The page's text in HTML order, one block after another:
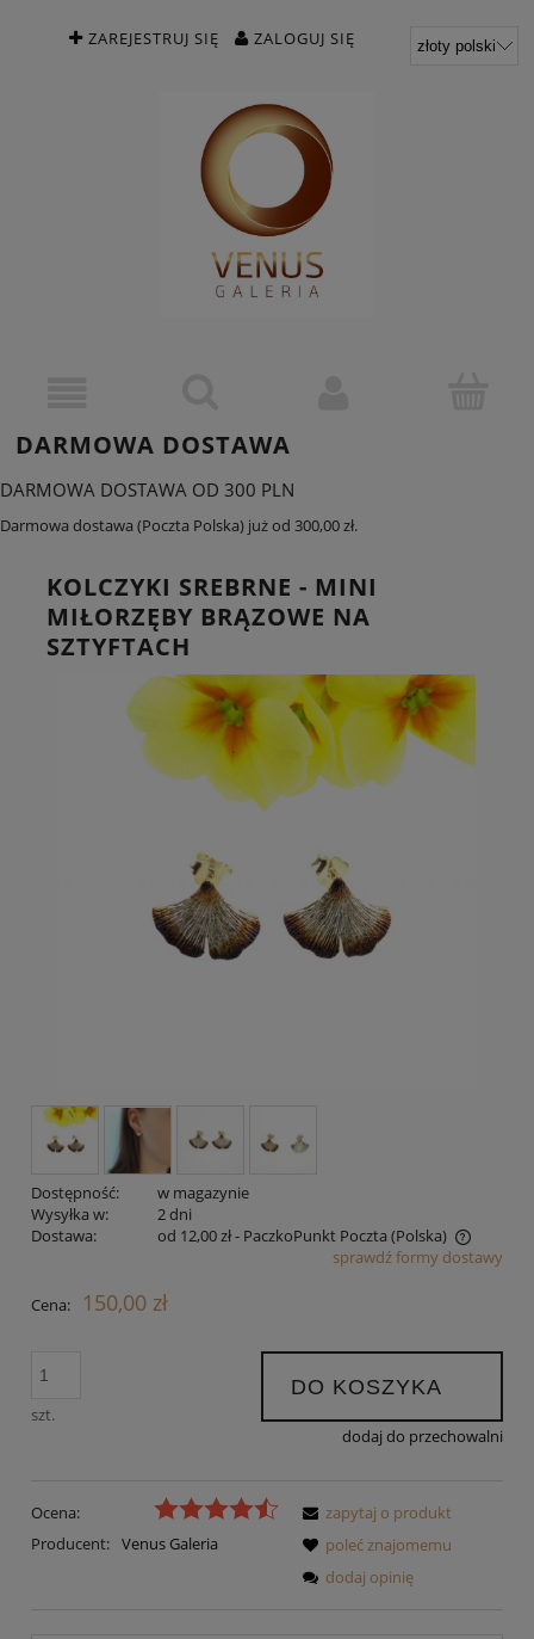
ZAREJESTRUJ SIĘ ZALOGUJ SIĘ
DARMOWA DOSTAWA
DARMOWA DOSTAWA OD 300 PLN
Darmowa dostawa (Poczta Polska) już od 300,00 zł.
KOLCZYKI SREBRNE - MINI
MIŁORZĘBY BRĄZOWE NA
SZTYFTACH
Dostępność:
w magazynie
Wysyłka w:
2 dni
Dostawa:
od 12,00 zł- PaczkoPunkt Poczta (Polska)
Cena nie zawiera ewentualnych kosztów płatnościsprawdź formy dostawy
Cena: 150,00 zł
szt.
DO KOSZYKA
dodaj do przechowalni
Ocena:
Producent: Venus Galeria
zapytaj o produkt
poleć znajomemu
dodaj opinię